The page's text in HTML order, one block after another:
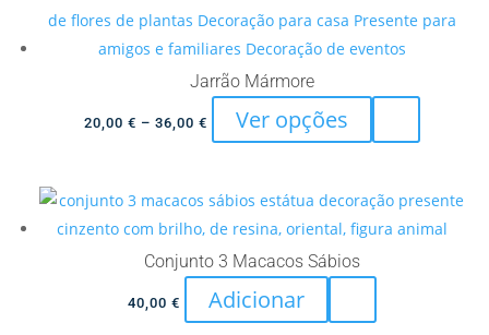
Jarrão Mármore
20,00 € – 36,00 €
Price
range:
through
36,00 €
Ver opções
product
multiple
variants.
options
Conjunto 3 Macacos Sábios
40,00 € Adicionar